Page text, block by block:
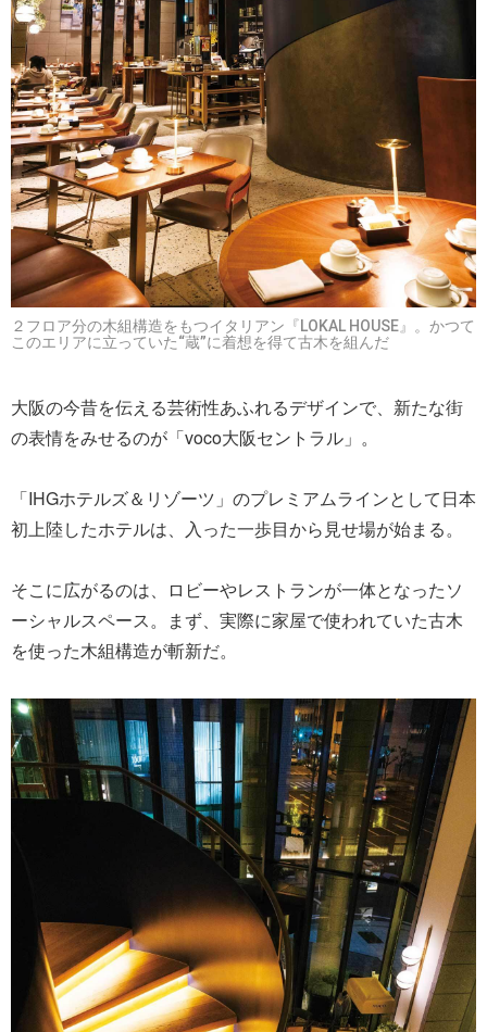
２フロア分の木組構造をもつイタリアン『LOKAL HOUSE』。かつて
このエリアに立っていた“蔵”に着想を得て古木を組んだ
大阪の今昔を伝える芸術性あふれるデザインで、新たな街
の表情をみせるのが「voco大阪セントラル」。
「IHGホテルズ＆リゾーツ」のプレミアムラインとして日本
初上陸したホテルは、入った一歩目から見せ場が始まる。
そこに広がるのは、ロビーやレストランが一体となったソ
ーシャルスペース。まず、実際に家屋で使われていた古木
を使った木組構造が斬新だ。